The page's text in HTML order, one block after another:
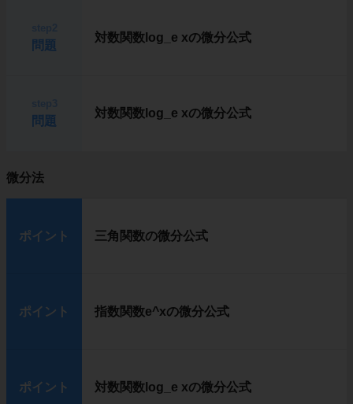
問題
対数関数log_e xの微分公式
問題
対数関数log_e xの微分公式
微分法
ポイント 三角関数の微分公式
ポイント 指数関数e^xの微分公式
ポイント 対数関数log_e xの微分公式